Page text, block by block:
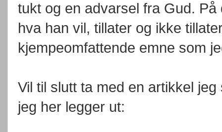
tukt og en advarsel fra Gud.
hva han vil, tillater og ikke
kjempeomfattende emne som
Vil til slutt ta med en artikkel
jeg her legger ut: